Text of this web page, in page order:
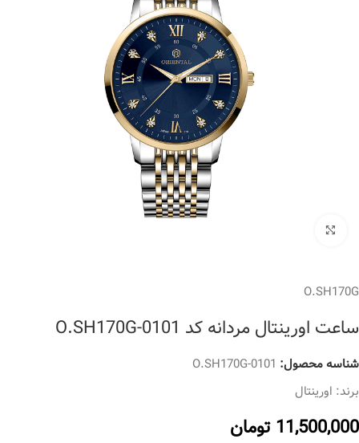
O.SH170G
ساعت اورینتال مردانه کد O.SH170G-0101
شناسه محصول: O.SH170G-0101
برند: اورینتال
11,500,000 تومان